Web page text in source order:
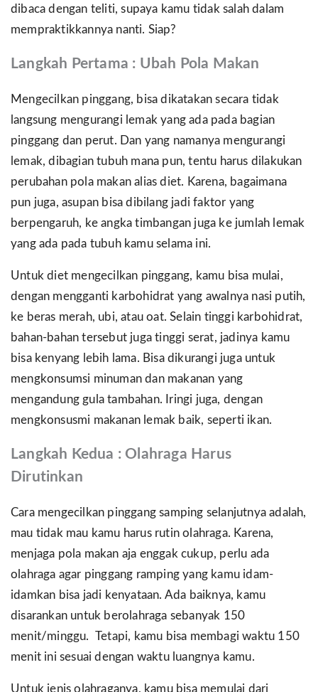
dibaca dengan teliti, supaya kamu tidak salah dalam
mempraktikkannya nanti. Siap?
Langkah Pertama : Ubah Pola Makan
Mengecilkan pinggang, bisa dikatakan secara tidak
langsung mengurangi lemak yang ada pada bagian
pinggang dan perut. Dan yang namanya mengurangi
lemak, dibagian tubuh mana pun, tentu harus dilakukan
perubahan pola makan alias diet. Karena, bagaimana
pun juga, asupan bisa dibilang jadi faktor yang
berpengaruh, ke angka timbangan juga ke jumlah lemak
yang ada pada tubuh kamu selama ini.
Untuk diet mengecilkan pinggang, kamu bisa mulai,
dengan mengganti karbohidrat yang awalnya nasi putih,
ke beras merah, ubi, atau oat. Selain tinggi karbohidrat,
bahan-bahan tersebut juga tinggi serat, jadinya kamu
bisa kenyang lebih lama. Bisa dikurangi juga untuk
mengkonsumsi minuman dan makanan yang
mengandung gula tambahan. Iringi juga, dengan
mengkonsusmi makanan lemak baik, seperti ikan.
Langkah Kedua : Olahraga Harus
Dirutinkan
Cara mengecilkan pinggang samping selanjutnya adalah,
mau tidak mau kamu harus rutin olahraga. Karena,
menjaga pola makan aja enggak cukup, perlu ada
olahraga agar pinggang ramping yang kamu idam-
idamkan bisa jadi kenyataan. Ada baiknya, kamu
disarankan untuk berolahraga sebanyak 150
menit/minggu. Tetapi, kamu bisa membagi waktu 150
menit ini sesuai dengan waktu luangnya kamu.
Untuk jenis olahraganya, kamu bisa memulai dari